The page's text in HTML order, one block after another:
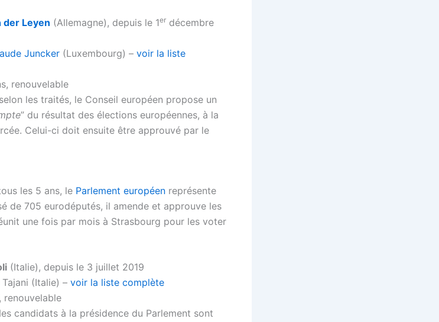
der Leyen (Allemagne), depuis le 1er décembre
Juncker (Luxembourg) – voir la liste
renouvelable
les traités, le Conseil européen propose un
” du résultat des élections européennes, à la
Celui-ci doit ensuite être approuvé par le
les 5 ans, le Parlement européen représente
de 705 eurodéputés, il amende et approuve les
une fois par mois à Strasbourg pour les voter
(Italie), depuis le 3 juillet 2019
(Italie) – voir la liste complète
renouvelable
candidats à la présidence du Parlement sont